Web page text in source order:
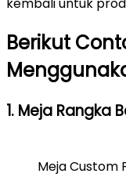
Berikut
1. Meja Rangka
Meja Custom